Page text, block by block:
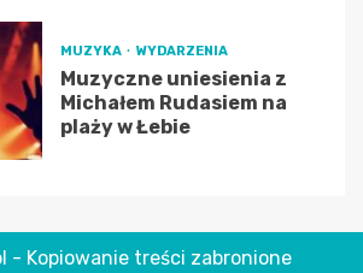
MUZYKA WYDARZENIA
Muzyczne uniesienia z
Michałem Rudasiem na
plaży w Łebie
- Kopiowanie treści zabronione